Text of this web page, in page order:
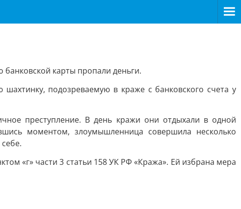
карты пропали деньги.
подозреваемую в краже с банковского счета у
преступление. В день кражи они отдыхали в одной
моментом, злоумышленница совершила несколько
«г» части 3 статьи 158 УК РФ «Кража». Ей избрана мера